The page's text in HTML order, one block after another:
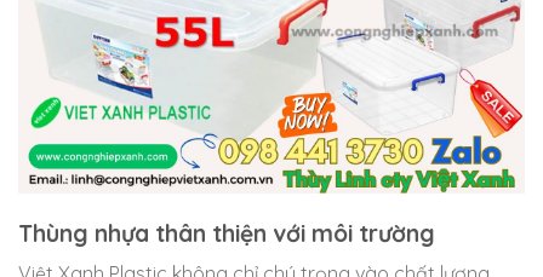
Thùng nhựa thân thiện với môi trường